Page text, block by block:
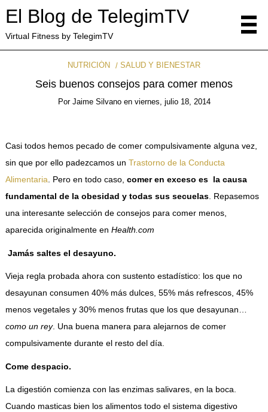
El Blog de TelegimTV
Virtual Fitness by TelegimTV
NUTRICIÓN SALUD Y BIENESTAR
Seis buenos consejos para comer menos
Por Jaime Silvano en viernes, julio 18, 2014
Casi todos hemos pecado de comer compulsivamente alguna vez,
sin que por ello padezcamos un Trastorno de la Conducta
Alimentaria . Pero en todo caso, comer en exceso es la causa
fundamental de la obesidad y todas sus secuelas. Repasemos
una interesante selección de consejos para comer menos,
aparecida originalmente en Health.com
Jamás saltes el desayuno.
Vieja regla probada ahora con sustento estadístico: los que no
desayunan consumen 40% más dulces, 55% más refrescos, 45%
menos vegetales y 30% menos frutas que los que desayunan…
como un rey. Una buena manera para alejarnos de comer
compulsivamente durante el resto del día.
Come despacio.
La digestión comienza con las enzimas salivares, en la boca.
Cuando masticas bien los alimentos todo el sistema digestivo